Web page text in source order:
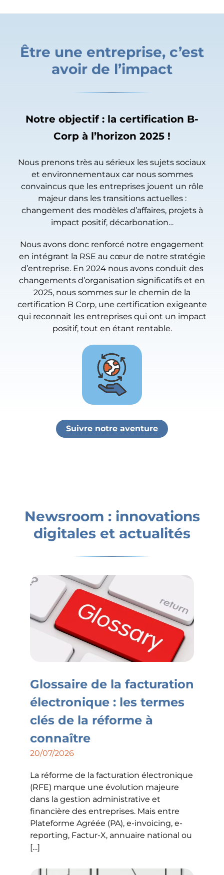
Être une entreprise, c’est
avoir de l’impact
Notre objectif : la certification B-
Corp à l’horizon 2025 !
Nous prenons très au sérieux les sujets sociaux
et environnementaux car nous sommes
convaincus que les entreprises jouent un rôle
majeur dans les transitions actuelles :
changement des modèles d’affaires, projets à
impact positif, décarbonation…
Nous avons donc renforcé notre engagement
en intégrant la RSE au cœur de notre stratégie
d’entreprise. En 2024 nous avons conduit des
changements d’organisation significatifs et en
2025, nous sommes sur le chemin de la
certification B Corp, une certification exigeante
qui reconnait les entreprises qui ont un impact
positif, tout en étant rentable.
Suivre notre aventure
Newsroom : innovations
digitales et actualités
Glossaire de la facturation
électronique : les termes
clés de la réforme à
connaître
20/07/2026
La réforme de la facturation électronique
(RFE) marque une évolution majeure
dans la gestion administrative et
financière des entreprises. Mais entre
Plateforme Agréée (PA), e-invoicing, e-
reporting, Factur-X, annuaire national ou
[…]